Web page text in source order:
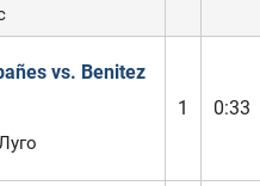
vs. Benitez
1
0:33